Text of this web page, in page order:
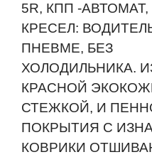
5R, КПП -
КРЕСЕЛ:
ПНЕВМЕ, БЕЗ
ХОЛОДИЛЬНИКА.
КРАСНОЙ
СТЕЖКОЙ, И
ПОКРЫТИЯ С
КОВРИКИ